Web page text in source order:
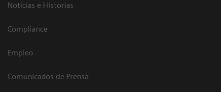
Noticias e Historias
Compliance
Empleo
Comunicados de Prensa